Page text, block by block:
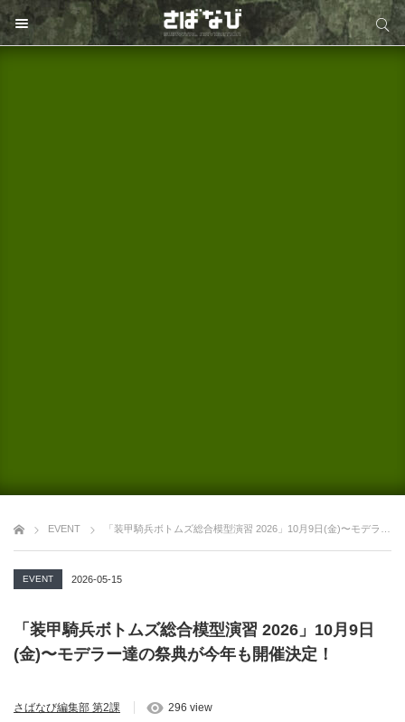
サイト内検索
EVENT 「装甲騎兵ボトムズ総合模型演習 2026」10月9日(金)〜モデラー達の祭典が今年も開催決定！
EVENT 2026-05-15
「装甲騎兵ボトムズ総合模型演習 2026」10月9日
(金)〜モデラー達の祭典が今年も開催決定！
さばなび編集部 第2課 296 view